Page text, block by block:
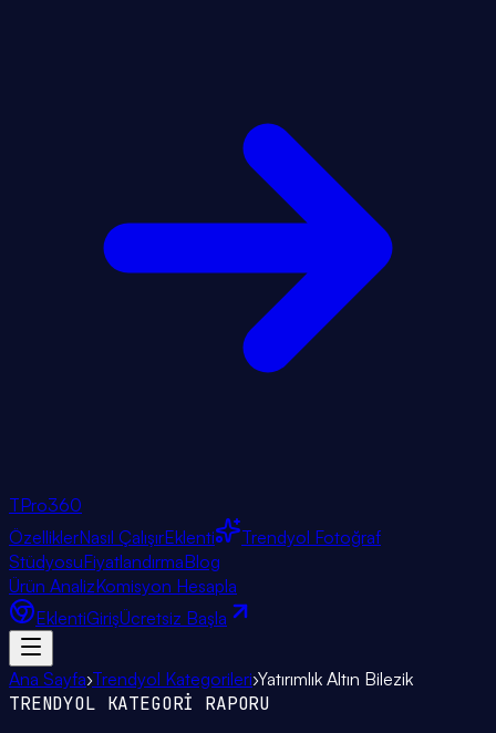
TPro360
ÖzelliklerNasıl ÇalışırEklenti
Trendyol Fotoğraf
StüdyosuFiyatlandırmaBlog
Ürün AnalizKomisyon Hesapla
EklentiGirişÜcretsiz Başla
Ana Sayfa›Trendyol Kategorileri›Yatırımlık Altın Bilezik
TRENDYOL KATEGORİ RAPORU